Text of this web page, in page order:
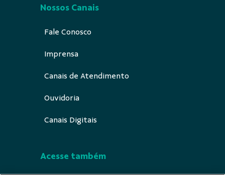
Nossos Canais
Fale Conosco
Imprensa
Canais de Atendimento
Ouvidoria
Canais Digitais
Acesse também